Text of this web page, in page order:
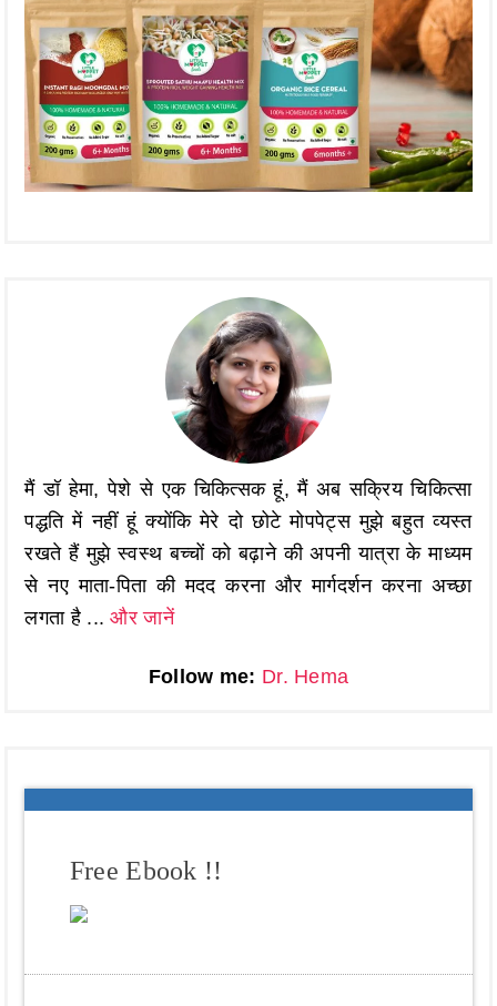
मैं डॉ हेमा, पेशे से एक चिकित्सक हूं, मैं अब सक्रिय चिकित्सा
पद्धति में नहीं हूं क्योंकि मेरे दो छोटे मोपपेट्स मुझे बहुत व्यस्त
रखते हैं मुझे स्वस्थ बच्चों को बढ़ाने की अपनी यात्रा के माध्यम
से नए माता-पिता की मदद करना और मार्गदर्शन करना अच्छा
लगता है ...और जानें
Follow me: Dr. Hema
Free Ebook !!